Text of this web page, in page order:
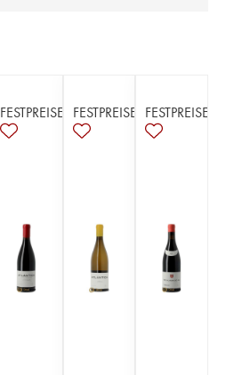
FESTPREISE FESTPREISE FESTPREISE